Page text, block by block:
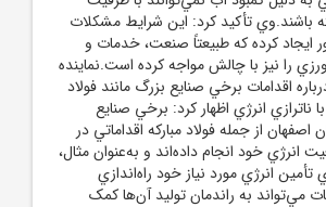
باشند.وي تأکيد کرد: اين شرايط مشکلات
ايجاد کرده که طبيعتاً صنعت، خدمات و
را نيز با چالش مواجه کرده است.نماينده
اقدامات برخي صنايع بزرگ مانند فولاد
با ناترازي انرژي اظهار کرد: برخي صنايع
از جمله فولاد مبارکه اقداماتي در
انرژي خود انجام داده‌اند و به‌عنوان مثال،
تأمين انرژي مورد نياز خود راه‌اندازي
مي‌تواند به راندمان توليد آن‌ها کمک